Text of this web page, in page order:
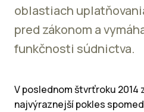
oblastiach
pred zákonom a
funkčnosti súdnictva.
V poslednom štvrťroku 2014
najvýraznejší pokles